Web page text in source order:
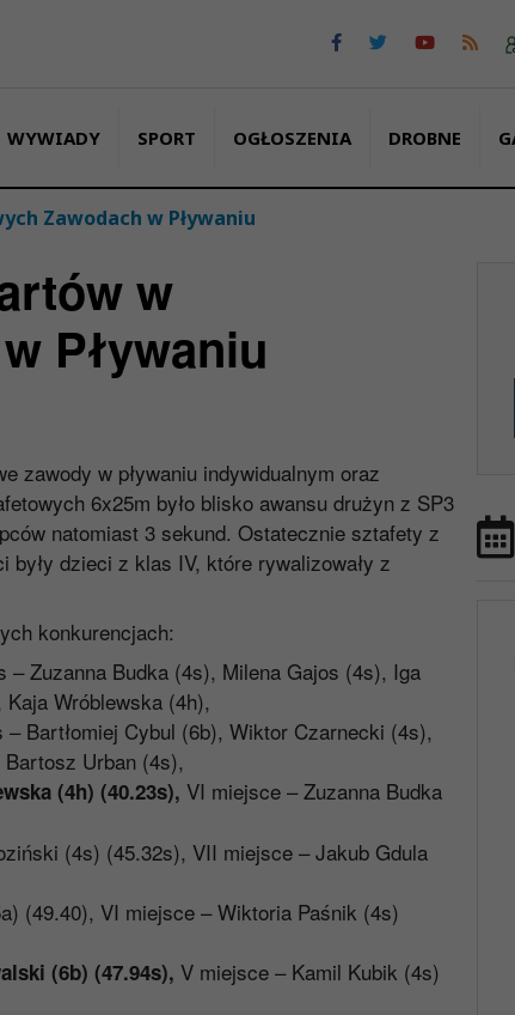
WYWIADY SPORT OGŁOSZENIA DROBNE
Zawodach w Pływaniu
w
Pływaniu
zawody w pływaniu indywidualnym oraz
6x25m było blisko awansu drużyn z SP3
natomiast 3 sekund. Ostatecznie sztafety z
dzieci z klas IV, które rywalizowały z
konkurencjach:
Zuzanna Budka (4s), Milena Gajos (4s), Iga
Wróblewska (4h),
Bartłomiej Cybul (6b), Wiktor Czarnecki (4s),
Urban (4s),
(4h) (40.23s), VI miejsce – Zuzanna Budka
(4s) (45.32s), VII miejsce – Jakub Gdula
(49.40), VI miejsce – Wiktoria Paśnik (4s)
(6b) (47.94s), V miejsce – Kamil Kubik (4s)